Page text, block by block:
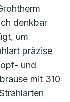
denkbar
um
präzise
und
mit 310